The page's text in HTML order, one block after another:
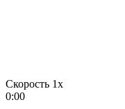
Скорость 1x
0:00